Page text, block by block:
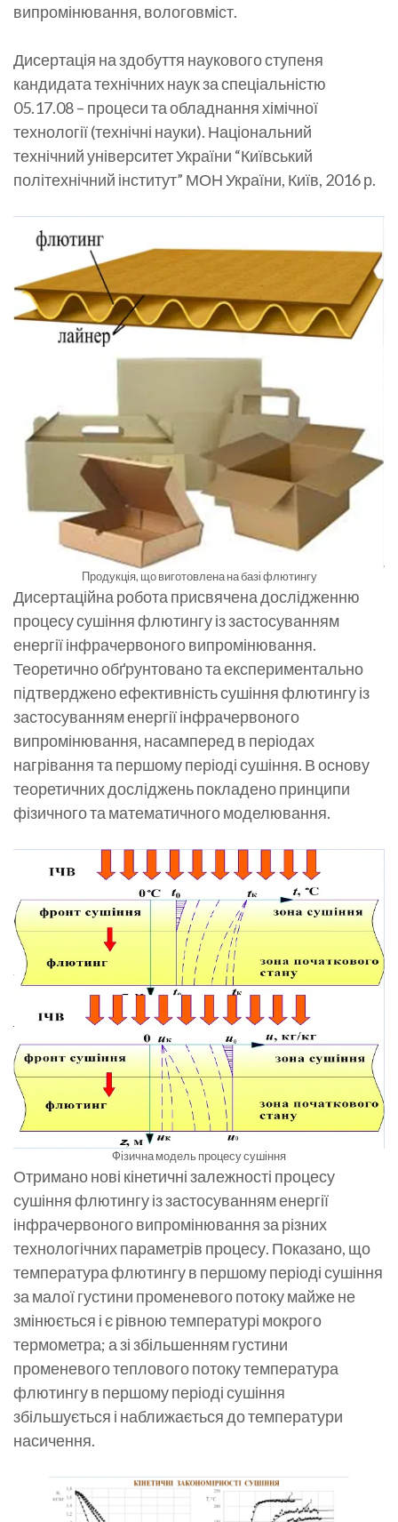
випромінювання, вологовміст.
Дисертація на здобуття наукового ступеня
кандидата технічних наук за спеціальністю
05.17.08 – процеси та обладнання хімічної
технології (технічні науки). Національний
технічний університет України “Київський
політехнічний інститут” МОН України, Київ, 2016 р.
Продукція, що виготовлена на базі флютингу
Дисертаційна робота присвячена дослідженню
процесу сушіння флютингу із застосуванням
енергії інфрачервоного випромінювання.
Теоретично обґрунтовано та експериментально
підтверджено ефективність сушіння флютингу із
застосуванням енергії інфрачервоного
випромінювання, насамперед в періодах
нагрівання та першому періоді сушіння. В основу
теоретичних досліджень покладено принципи
фізичного та математичного моделювання.
Фізична модель процесу сушіння
Отримано нові кінетичні залежності процесу
сушіння флютингу із застосуванням енергії
інфрачервоного випромінювання за різних
технологічних параметрів процесу. Показано, що
температура флютингу в першому періоді сушіння
за малої густини променевого потоку майже не
змінюється і є рівною температурі мокрого
термометра; а зі збільшенням густини
променевого теплового потоку температура
флютингу в першому періоді сушіння
збільшується і наближається до температури
насичення.